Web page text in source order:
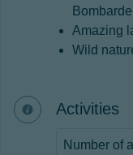
Amazing
Wild
Activities
Number of